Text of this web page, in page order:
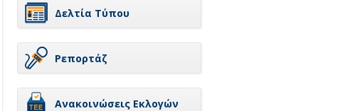
Δελτία Τύπου
Ρεπορτάζ
Ανακοινώσεις Εκλογών